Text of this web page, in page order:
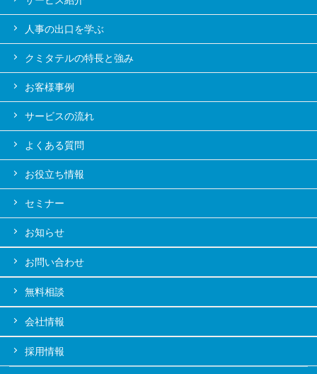
人事の出口を学ぶ
クミタテルの特長と強み
お客様事例
サービスの流れ
よくある質問
お役立ち情報
セミナー
お知らせ
お問い合わせ
無料相談
会社情報
採用情報